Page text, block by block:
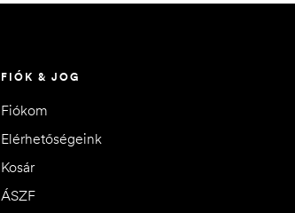
FIÓK & JOG
Fiókom
Elérhetőségeink
Kosár
ÁSZF